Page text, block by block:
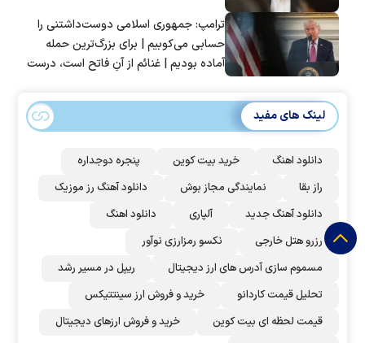
ترامپ: جمهوری اسلامی دوست‌داشتنی را
حسابی می‌کوبیم | برای بزرگ‌ترین حمله
آماده بودیم | غنائم از آنِ فاتح است، درست
لینک های مفید
دانلود اهنگ خرید بیت کوین
پنجره دوجداره
راز بقا
نمایندگی مجاز بوش
دانلود آهنگ رز‌ موزیک
دانلود آهنگ جدید
آلپاری
دانلود اهنگ
رزرو هتل خارجی
نکسو رمزارزی نوآور
مسموم سازی آدرس های ارز دیجیتال
ریپل در مسیر رشد
تحلیل قیمت کاردانو
خرید و فروش ارز سینتتیکس
قیمت لحظه ای بیت کوین
خرید و فروش ارزهای دیجیتال